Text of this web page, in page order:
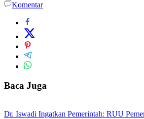
Komentar
Baca Juga
Dr. Iswadi Ingatkan Pemerintah: RUU